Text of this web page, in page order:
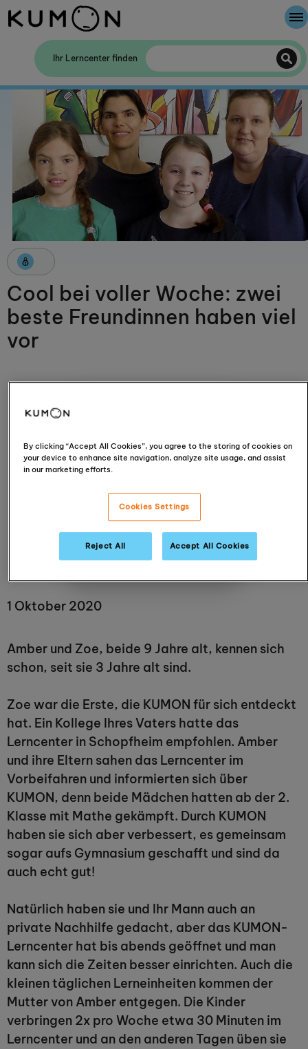
Ihr Lerncenter finden
Cool bei voller Woche: zwei
beste Freundinnen haben viel
vor
Esther Müller
Schopfheim
View centre
1 Oktober 2020
Amber und Zoe, beide 9 Jahre alt, kennen sich
schon, seit sie 3 Jahre alt sind.
Zoe war die Erste, die KUMON für sich entdeckt
hat. Ein Kollege Ihres Vaters hatte das
Lerncenter in Schopfheim empfohlen. Amber
und ihre Eltern sahen das Lerncenter im
Vorbeifahren und informierten sich über
KUMON, denn beide Mädchen hatten ab der 2.
Klasse mit Mathe gekämpft. Durch KUMON
haben sie sich aber verbessert, es gemeinsam
sogar aufs Gymnasium geschafft und sind da
auch echt gut!
Natürlich haben sie und Ihr Mann auch an
private Nachhilfe gedacht, aber das KUMON-
Lerncenter hat bis abends geöffnet und man
kann sich die Zeiten besser einrichten. Auch die
kleinen täglichen Lerneinheiten kommen der
Mutter von Amber entgegen. Die Kinder
verbringen 2x pro Woche etwa 30 Minuten im
Lerncenter und an den anderen Tagen üben sie
Willkommen bei Kumon
Die Kumon-Methode
Die Geschichte von Kumon
By clicking “Accept All Cookies”, you agree to the storing of cookies on
your device to enhance site navigation, analyze site usage, and assist
in our marketing efforts.
Cookies Settings
Reject All Accept All Cookies